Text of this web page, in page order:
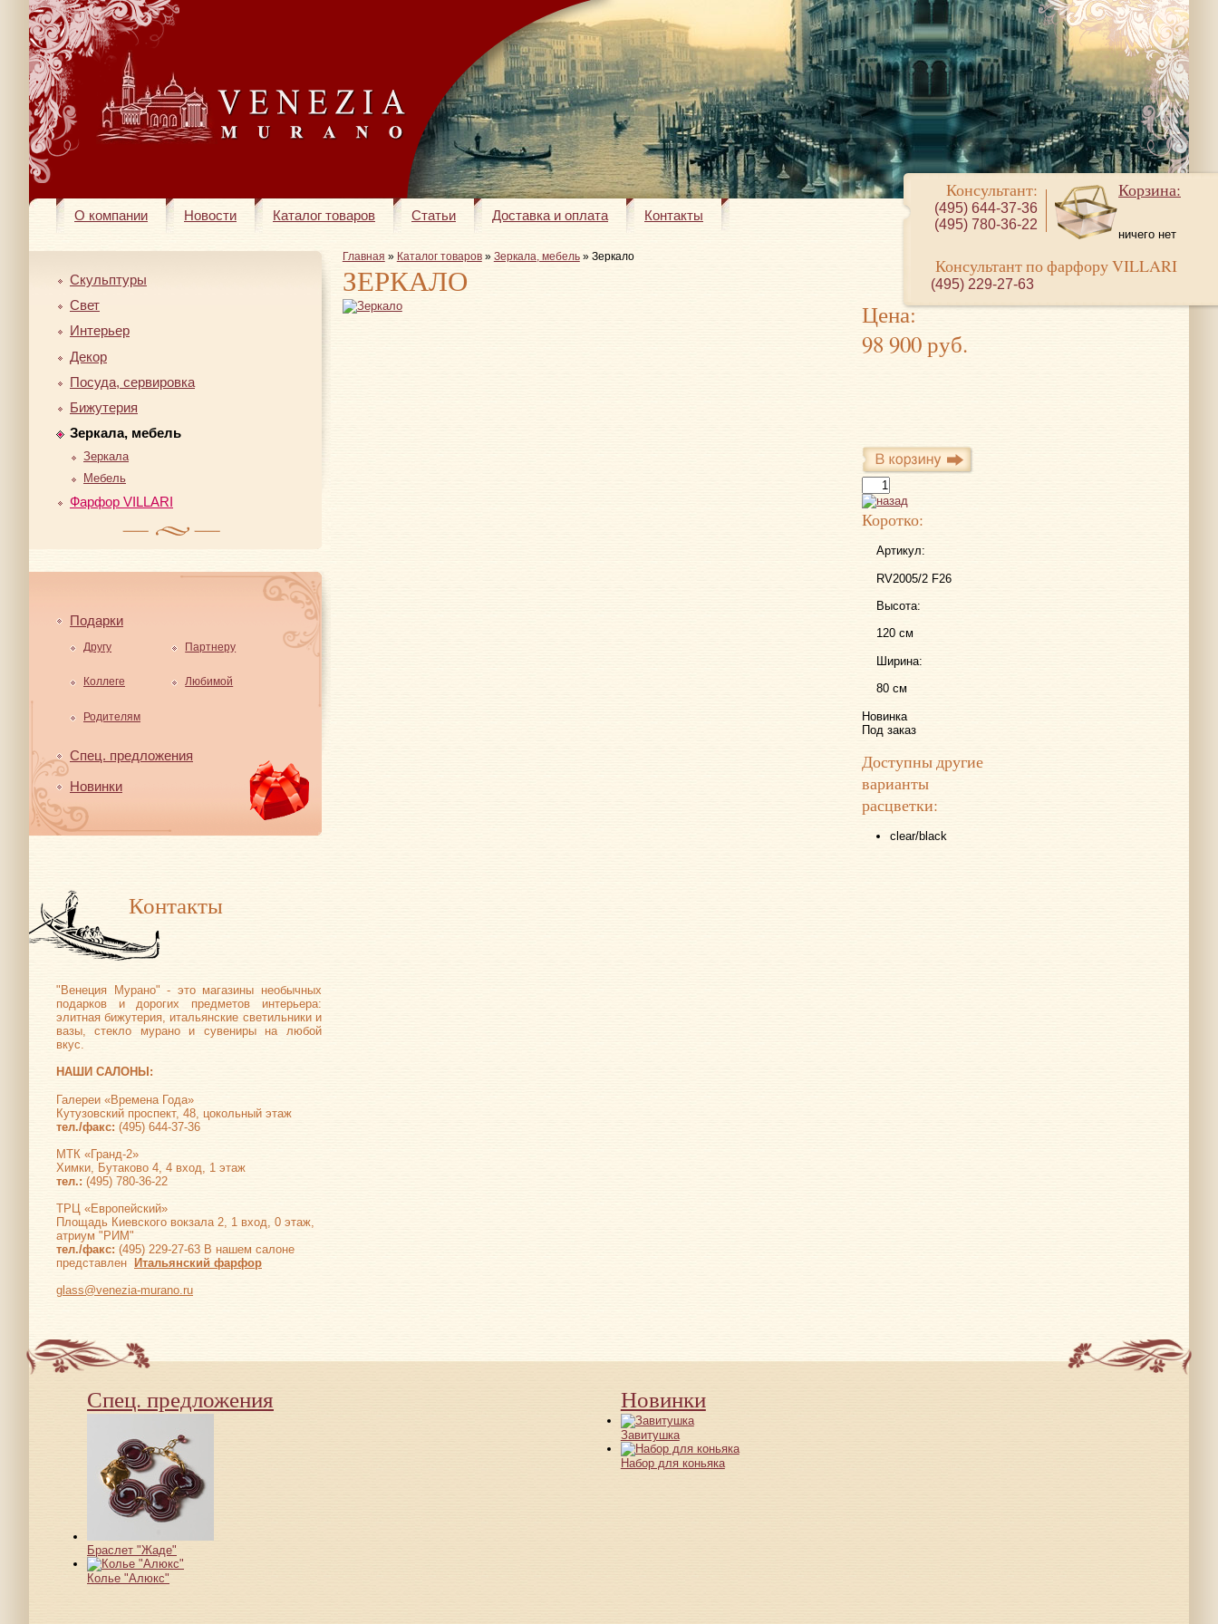
О компании Новости Каталог товаров Статьи Доставка и оплата Контакты
Консультант:
(495) 644-37-36
(495) 780-36-22
Корзина:
ничего нет
Консультант по фарфору VILLARI
(495) 229-27-63
Скульптуры
Свет
Интерьер
Декор
Посуда, сервировка
Бижутерия
Зеркала, мебель
Зеркала
Мебель
Фарфор VILLARI
Подарки
Другу Партнеру
Коллеге Любимой
Родителям
Спец. предложения
Новинки
Контакты
"Венеция Мурано" - это магазины необычных
подарков и дорогих предметов интерьера:
элитная бижутерия, итальянские светильники и
вазы, стекло мурано и сувениры на любой
вкус.
НАШИ САЛОНЫ:
Галереи «Времена Года»
Кутузовский проспект, 48, цокольный этаж
тел./факс: (495) 644-37-36
МТК «Гранд-2»
Химки, Бутаково 4, 4 вход, 1 этаж
тел.: (495) 780-36-22
ТРЦ «Европейский»
Площадь Киевского вокзала 2, 1 вход, 0 этаж,
атриум "РИМ"
тел./факс: (495) 229-27-63 В нашем салоне
представлен
Итальянский фарфор
glass@venezia-murano.ru
Главная » Каталог товаров» Зеркала, мебель» Зеркало
ЗЕРКАЛО
Цена:
98 900 руб.
Коротко:
Артикул:
RV2005/2 F26
Высота:
120 см
Ширина:
80 см
Новинка
Под заказ
Доступны другие
варианты
расцветки:
clear/black
Спец. предложения
Браслет "Жаде"
Колье "Алюкс"
Новинки
Завитушка
Набор для коньяка